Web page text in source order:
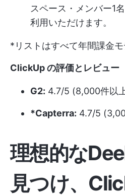
スペース・メンバー1
利用いただけます。
*リストはすべて年間課金モ
ClickUp の評価とレビュー
G2: 4.7/5 (8,000件以
*Capterra: 4.7/5
理想的な
見つけ、